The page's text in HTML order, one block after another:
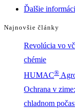
Ďalšie
Najnovšie články
Revolúcia vo
chémie
HUMAC®
Ochrana v
chladnom